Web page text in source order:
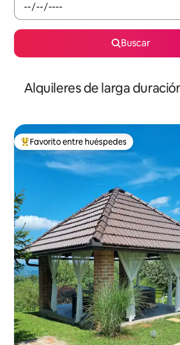
Buscar
Alquileres de larga
Favorito entre los huéspedes más
Favorito entre huéspedes